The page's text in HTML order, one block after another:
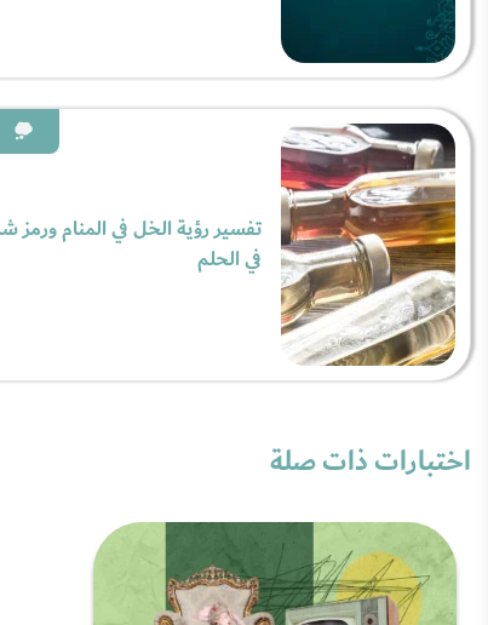
تفسير رؤية الخل في المنام
في الحلم
اختبارات ذات صلة